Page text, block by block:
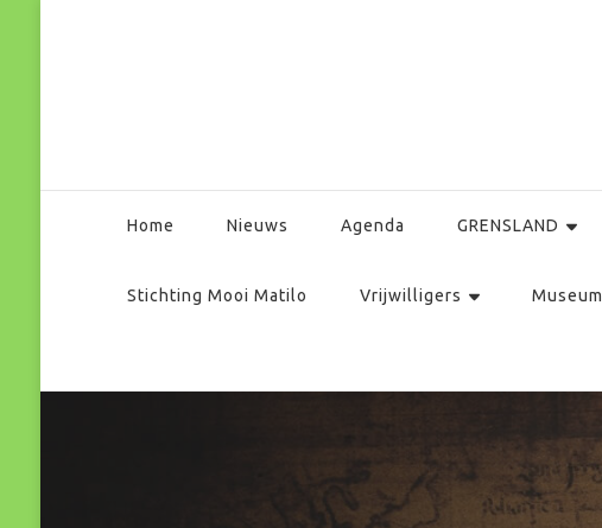
Home Nieuws Agenda GRENSLAND
Stichting Mooi Matilo Vrijwilligers Museum